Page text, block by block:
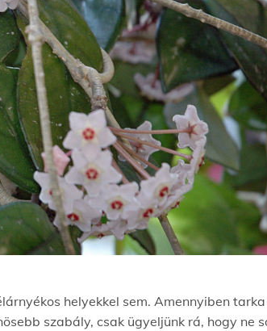
helyekkel sem. Amennyiben
szabály, csak ügyeljünk rá, hogy ne